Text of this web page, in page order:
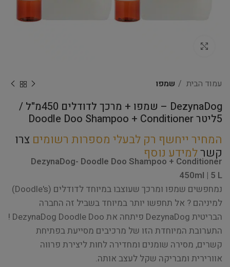
עמוד הבית שמפו
DezynaDog – שמפו + מרכך לדודלים 450מ"ל /
5ליטר Doodle Doo Shampoo + Conditioner
המחיר ייחשף רק לבעלי מספרות רשומים צרו
קשרלמידע נוסף
DezynaDog- Doodle Doo Shampoo + Conditioner
450ml | 5 L
נמחפשים שמפו ומרכך שעוצבו במיוחד לדודלים (Doodle's)
למיניהם ? אל תחפשו יותר במיוחד בשביל זה החברה
הבריטית DezynaDog פיתחה את DezynaDog Doodle Doo !
התערובת המיוחדת הזו של מרכיבים מסייעת בפתיחת
קשרים, מסירה שומנים ומחדירה לחות ליצירת פרווה
אוורירית ומבריקה שקל לעצב אותה.